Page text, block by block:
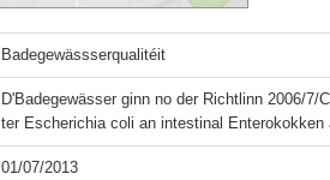
Badegewässserqualitéit
D'Badegewässer ginn no der Richtlinn 2006/
ter Escherichia coli an intestinal
01/07/2013